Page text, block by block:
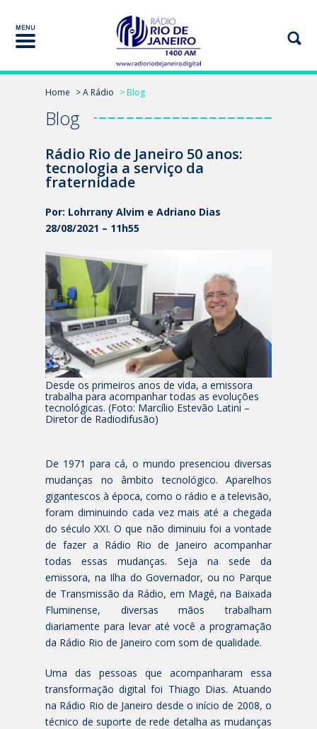
Home > A Rádio > Blog
Blog
Rádio Rio de Janeiro 50 anos:
tecnologia a serviço da
fraternidade
Por: Lohrrany Alvim e Adriano Dias
28/08/2021 – 11h55
Desde os primeiros anos de vida, a emissora
trabalha para acompanhar todas as evoluções
tecnológicas. (Foto: Marcílio Estevão Latini –
Diretor de Radiodifusão)
De 1971 para cá, o mundo presenciou diversas
mudanças no âmbito tecnológico. Aparelhos
gigantescos à época, como o rádio e a televisão,
foram diminuindo cada vez mais até a chegada
do século XXI. O que não diminuiu foi a vontade
de fazer a Rádio Rio de Janeiro acompanhar
todas essas mudanças. Seja na sede da
emissora, na Ilha do Governador, ou no Parque
de Transmissão da Rádio, em Magé, na Baixada
Fluminense, diversas mãos trabalham
diariamente para levar até você a programação
da Rádio Rio de Janeiro com som de qualidade.
Uma das pessoas que acompanharam essa
transformação digital foi Thiago Dias. Atuando
na Rádio Rio de Janeiro desde o início de 2008, o
técnico de suporte de rede detalha as mudanças